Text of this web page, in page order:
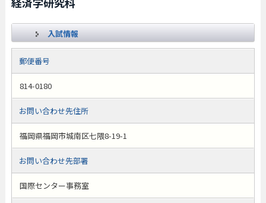
入試情報
郵便番号
814-0180
お問い合わせ先住所
福岡県福岡市城南区七隈8-19-1
お問い合わせ先部署
国際センター事務室